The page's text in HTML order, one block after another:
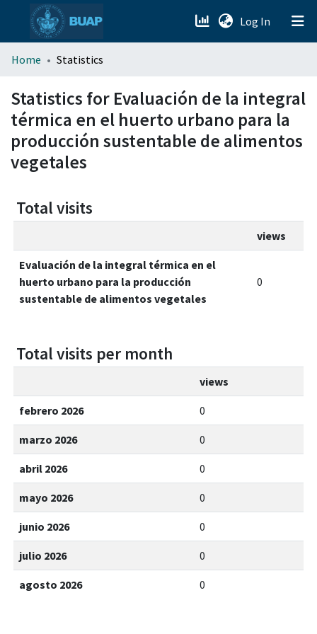
Log In (current)
menu.section.about_menu
All of DSpace
Home Statistics
Statistics for Evaluación de la integral
térmica en el huerto urbano para la
producción sustentable de alimentos
vegetales
Total visits
views
Evaluación de la integral térmica en el
huerto urbano para la producción
sustentable de alimentos vegetales
0
Total visits per month
views
febrero 2026 0
marzo 2026 0
abril 2026 0
mayo 2026 0
junio 2026 0
julio 2026 0
agosto 2026 0